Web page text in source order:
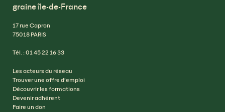
graine île-de-France
17 rue Capron
75018 PARIS
Tél. : 01 45 22 16 33
Les acteurs du réseau
Trouver une offre d’emploi
Découvrir les formations
Devenir adhérent
Faire un don